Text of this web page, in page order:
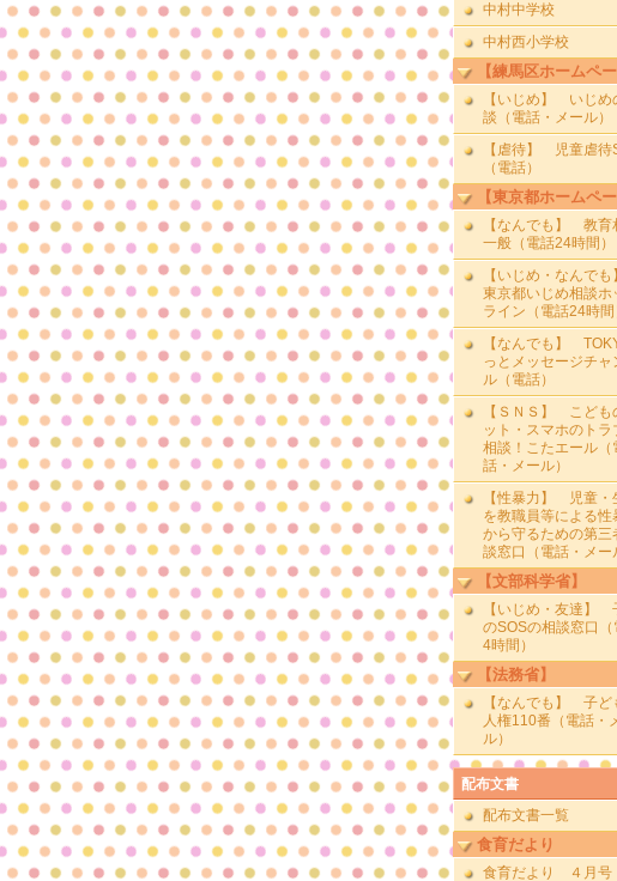
中村中学校
中村西小学校
【練馬区ホームペー
【いじめ】 いじめ
談（電話・メール）
【虐待】 児童虐待
（電話）
【東京都ホームペー
【なんでも】 教育
一般（電話24時間）
【いじめ・なんで
東京都いじめ相談ホ
ライン（電話24時間
【なんでも】
っとメッセージチャ
ル（電話）
【ＳＮＳ】 こども
ット・スマホのトラ
相談！こたエール（
話・メール）
【性暴力】 児童・
を教職員等による性
から守るための第三
談窓口（電話・メー
【文部科学省】
【いじめ・友達】
のSOSの相談窓口（
4時間）
【法務省】
【なんでも】 子ど
人権110番（電話・
ル）
配布文書
配布文書一覧
食育だより
食育だより ４月号